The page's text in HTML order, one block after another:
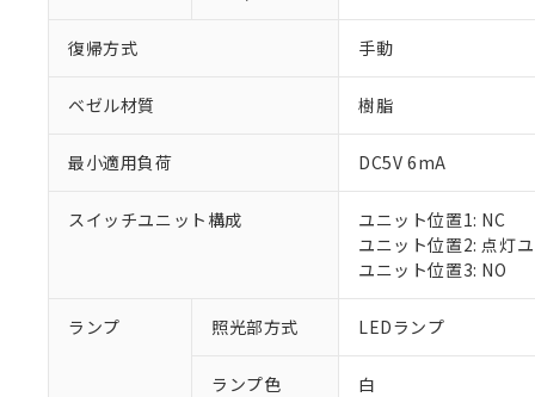
復帰方式 手動
ベゼル材質 樹脂
最小適用負荷 DC5V 6mA
スイッチユニット構成
ユニット位置1: NC
ユニット位置2: 点灯
ユニット位置3: NO
ランプ 照光部方式 LEDランプ
ランプ色 白